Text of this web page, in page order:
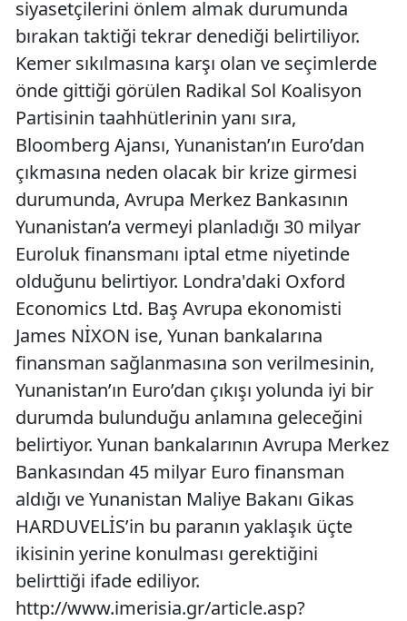
siyasetçilerini önlem almak durumunda
bırakan taktiği tekrar denediği belirtiliyor.
Kemer sıkılmasına karşı olan ve seçimlerde
önde gittiği görülen Radikal Sol Koalisyon
Partisinin taahhütlerinin yanı sıra,
Bloomberg Ajansı, Yunanistan’ın Euro’dan
çıkmasına neden olacak bir krize girmesi
durumunda, Avrupa Merkez Bankasının
Yunanistan’a vermeyi planladığı 30 milyar
Euroluk finansmanı iptal etme niyetinde
olduğunu belirtiyor. Londra'daki Oxford
Economics Ltd. Baş Avrupa ekonomisti
James NİXON ise, Yunan bankalarına
finansman sağlanmasına son verilmesinin,
Yunanistan’ın Euro’dan çıkışı yolunda iyi bir
durumda bulunduğu anlamına geleceğini
belirtiyor. Yunan bankalarının Avrupa Merkez
Bankasından 45 milyar Euro finansman
aldığı ve Yunanistan Maliye Bakanı Gikas
HARDUVELİS’in bu paranın yaklaşık üçte
ikisinin yerine konulması gerektiğini
belirttiği ifade ediliyor.
http://www.imerisia.gr/article.asp?